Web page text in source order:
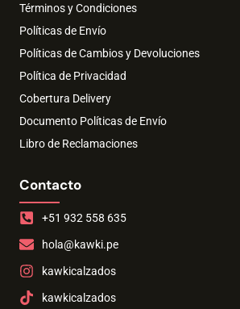
Términos y Condiciones
Políticas de Envío
Políticas de Cambios y Devoluciones
Política de Privacidad
Cobertura Delivery
Documento Políticas de Envío
Libro de Reclamaciones
Contacto
+51 932 558 635
hola@kawki.pe
kawkicalzados
kawkicalzados